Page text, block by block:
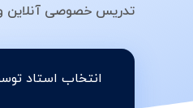
تدریس خصوصی آنلاین
انتخاب استاد